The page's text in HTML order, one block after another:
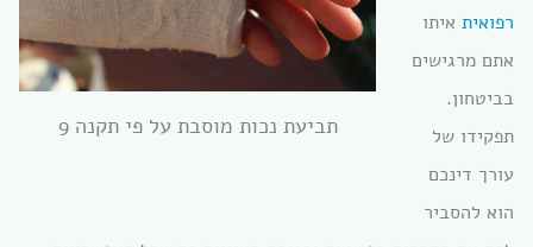
תביעת נכות מוסבת על פי תקנה 9
רפואית איתו
אתם מרגישים
בביטחון.
תפקידו של
עורך דינכם
הוא להסביר